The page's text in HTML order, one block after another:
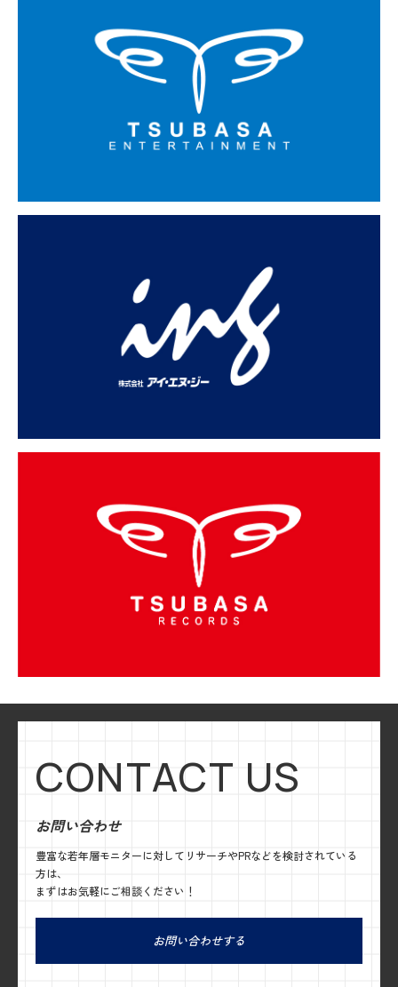
CONTACT US
お問い合わせ
豊富な若年層モニターに対してリサーチやPRなどを検討されている
方は、
まずはお気軽にご相談ください！
お問い合わせする